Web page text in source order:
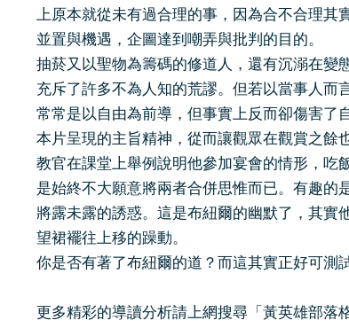
上原本就從未有過合理的事，因為合不合理其
並置與機遇，企圖達到嘲弄與批判的目的。
抽菸又以聖物為籌碼的修道人，還有沉溺在變
充斥了許多不為人知的荒謬。但若以當事人而
常常是以自由為前導，但事實上反而卻傷害了
本片呈現的主旨精神，從而讓觀眾在觀賞之餘
教官在課堂上舉例說明他參加宴會的情形，吃
是始終不大願意將兩者合併思惟而已。有趣的
將露未露的誘惑。這是布紐爾的幽默了，其實
望裙襬往上移的躁動。
你是否有著了布紐爾的道？而這其實正好可測
更多精彩的導讀分析請上網搜尋「黃英雄部落格